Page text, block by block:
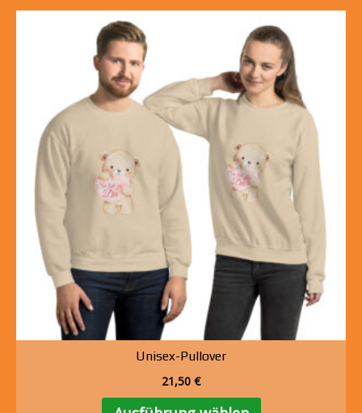
Varianten
auf.
Die
Optionen
können
auf
Produktseite
gewählt
werden
Unisex-Pullover
21,50 €